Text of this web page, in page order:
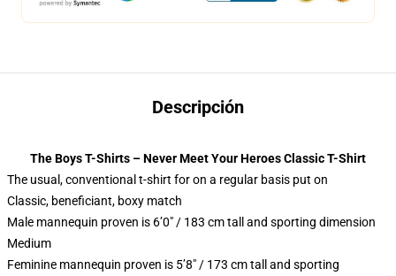
Descripción
The Boys T-Shirts – Never Meet Your Heroes Classic T-Shirt
The usual, conventional t-shirt for on a regular basis put on
Classic, beneficiant, boxy match
Male mannequin proven is 6’0″ / 183 cm tall and sporting dimension
Medium
Feminine mannequin proven is 5’8″ / 173 cm tall and sporting